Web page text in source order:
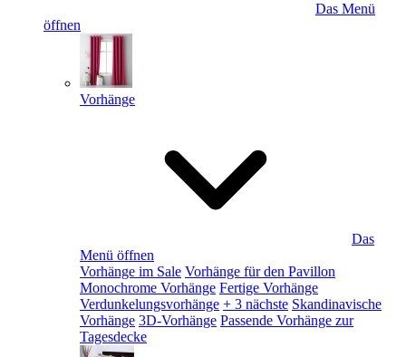
Das Menü
öffnen
Vorhänge
Das
Menü öffnen
Vorhänge im Sale Vorhänge für den Pavillon
Monochrome Vorhänge Fertige Vorhänge
Verdunkelungsvorhänge + 3 nächste Skandinavische
Vorhänge 3D-Vorhänge Passende Vorhänge zur
Tagesdecke